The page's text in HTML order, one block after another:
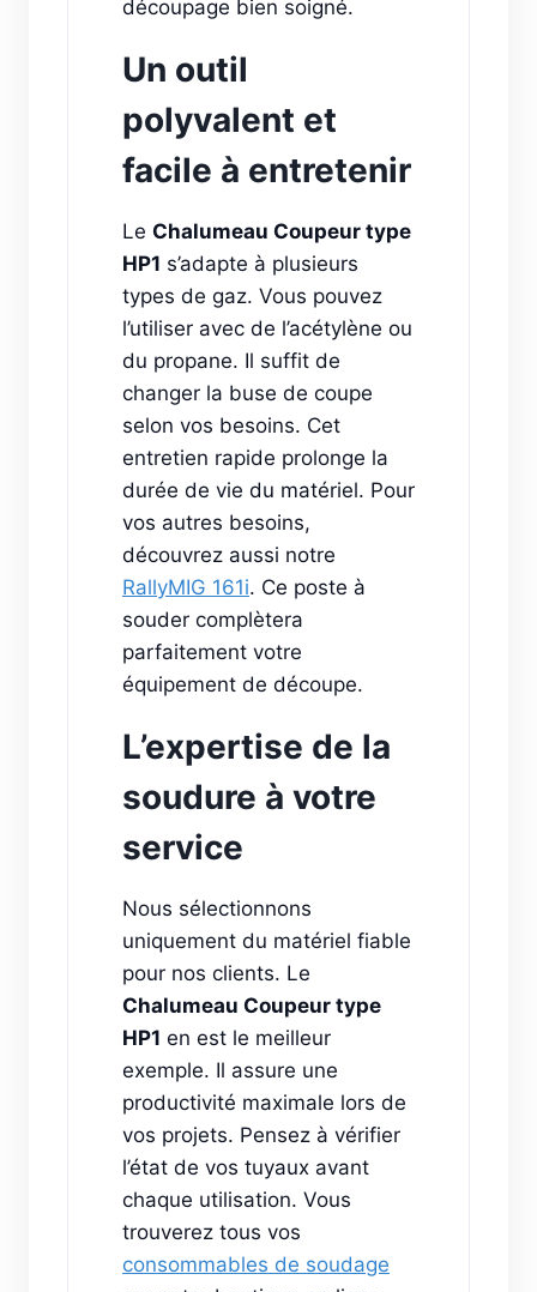
découpage bien soigné.
Un outil
polyvalent et
facile à entretenir
Le Chalumeau Coupeur type
HP1 s’adapte à plusieurs
types de gaz. Vous pouvez
l’utiliser avec de l’acétylène ou
du propane. Il suffit de
changer la buse de coupe
selon vos besoins. Cet
entretien rapide prolonge la
durée de vie du matériel. Pour
vos autres besoins,
découvrez aussi notre
RallyMIG 161i. Ce poste à
souder complètera
parfaitement votre
équipement de découpe.
L’expertise de la
soudure à votre
service
Nous sélectionnons
uniquement du matériel fiable
pour nos clients. Le
Chalumeau Coupeur type
HP1 en est le meilleur
exemple. Il assure une
productivité maximale lors de
vos projets. Pensez à vérifier
l’état de vos tuyaux avant
chaque utilisation. Vous
trouverez tous vos
consommables de soudage